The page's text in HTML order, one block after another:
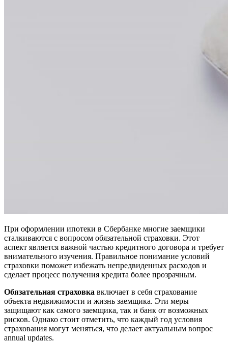
При оформлении ипотеки в Сбербанке многие заемщики
сталкиваются с вопросом обязательной страховки. Этот
аспект является важной частью кредитного договора и требует
внимательного изучения. Правильное понимание условий
страховки поможет избежать непредвиденных расходов и
сделает процесс получения кредита более прозрачным.
Обязательная страховка включает в себя страхование
объекта недвижимости и жизнь заемщика. Эти меры
защищают как самого заемщика, так и банк от возможных
рисков. Однако стоит отметить, что каждый год условия
страхования могут меняться, что делает актуальным вопрос
annual updates.